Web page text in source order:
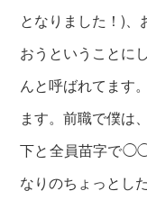
となりました！)、
おうということに
んと呼ばれてます
ます。前職で僕は
下と全員苗字で
なりのちょっとし